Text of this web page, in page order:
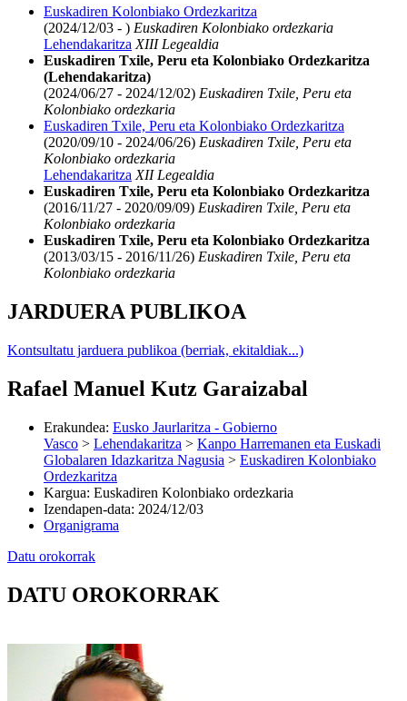
Euskadiren Kolonbiako Ordezkaritza
(2024/12/03 - ) Euskadiren Kolonbiako ordezkaria
Lehendakaritza XIII Legealdia
Euskadiren Txile, Peru eta Kolonbiako Ordezkaritza
(Lehendakaritza)
(2024/06/27 - 2024/12/02) Euskadiren Txile, Peru eta
Kolonbiako ordezkaria
Euskadiren Txile, Peru eta Kolonbiako Ordezkaritza
(2020/09/10 - 2024/06/26) Euskadiren Txile, Peru eta
Kolonbiako ordezkaria
Lehendakaritza XII Legealdia
Euskadiren Txile, Peru eta Kolonbiako Ordezkaritza
(2016/11/27 - 2020/09/09) Euskadiren Txile, Peru eta
Kolonbiako ordezkaria
Euskadiren Txile, Peru eta Kolonbiako Ordezkaritza
(2013/03/15 - 2016/11/26) Euskadiren Txile, Peru eta
Kolonbiako ordezkaria
JARDUERA PUBLIKOA
Kontsultatu jarduera publikoa (berriak, ekitaldiak...)
Rafael Manuel Kutz Garaizabal
Erakundea: Eusko Jaurlaritza - Gobierno
Vasco > Lehendakaritza > Kanpo Harremanen eta Euskadi
Globalaren Idazkaritza Nagusia > Euskadiren Kolonbiako
Ordezkaritza
Kargua: Euskadiren Kolonbiako ordezkaria
Izendapen-data: 2024/12/03
Organigrama
Datu orokorrak
DATU OROKORRAK